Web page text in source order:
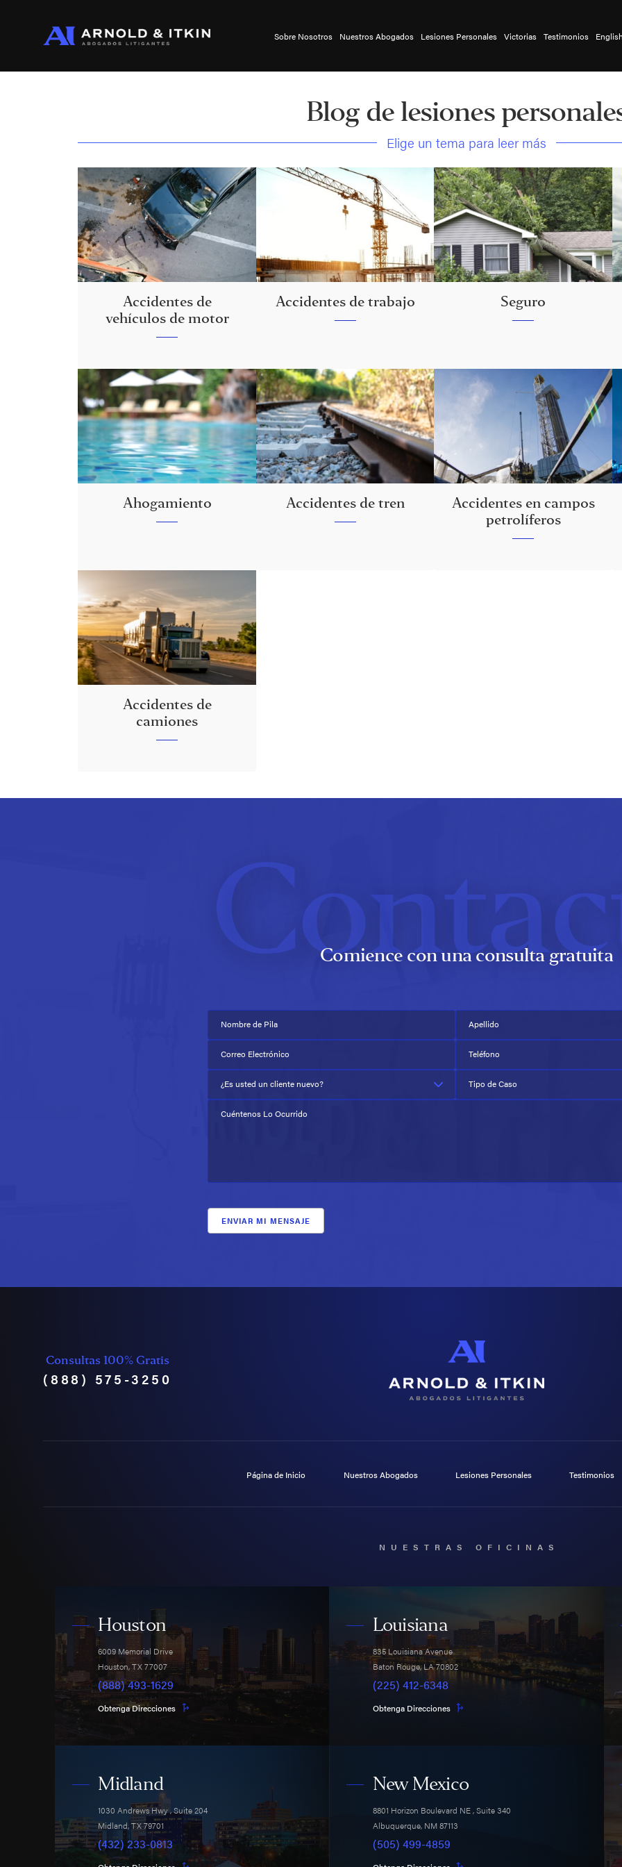
Sobre Nosotros Nuestros Abogados Lesiones Personales Victorias Testimonios
Blog de lesiones
Elige un tema para leer más
Accidentes de
vehículos de motor
Accidentes de trabajo Seguro
Ahogamiento Accidentes de tren
Accidentes en campos
petrolíferos
Accidentes de
camiones
Comience con una consulta gratuita
Nombre de Pila Apellido
Correo Electrónico Teléfono
¿Es usted un cliente nuevo? Tipo de Caso
Cuéntenos Lo Ocurrido
ENVIAR MI MENSAJE
Consultas 100% Gratis
(888) 575-3250
Página de Inicio Nuestros Abogados Lesiones Personales Testimonios
NUESTRAS OFICINAS
Houston
6009 Memorial Drive
Houston,TX77007
(888) 493-1629
Obtenga Direcciones
Louisiana
835 Louisiana Avenue
Baton Rouge,LA70802
(225) 412-6348
Obtenga Direcciones
Midland
1030 Andrews Hwy, Suite 204
Midland,TX79701
(432) 233-0813
New Mexico
8801 Horizon Boulevard NE, Suite 340
Albuquerque, NM87113
(505) 499-4859